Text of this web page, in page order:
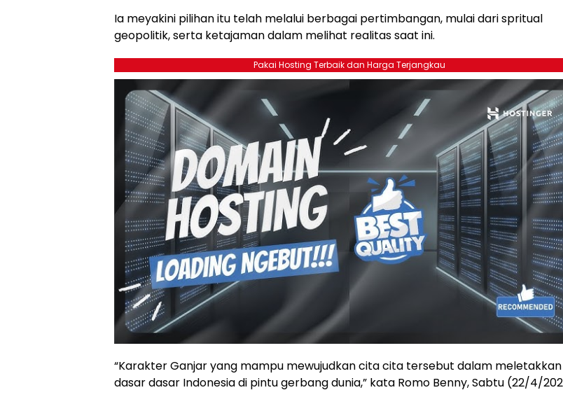
Ia meyakini pilihan itu telah melalui berbagai pertimbangan, mulai dari spritual
geopolitik, serta ketajaman dalam melihat realitas saat ini.
Pakai Hosting Terbaik dan Harga Terjangkau
“Karakter Ganjar yang mampu mewujudkan cita cita tersebut dalam meletakkan
dasar dasar Indonesia di pintu gerbang dunia,” kata Romo Benny, Sabtu (22/4/